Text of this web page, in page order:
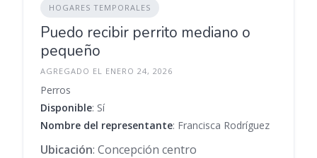
HOGARES TEMPORALES
Puedo recibir perrito mediano o
pequeño
AGREGADO EL ENERO 24, 2026
Perros
Disponible: Sí
Nombre del representante: Francisca Rodríguez
Ubicación: Concepción centro